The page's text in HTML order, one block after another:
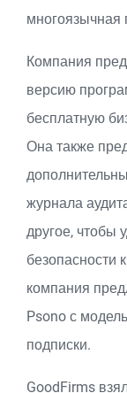
многоязычная
Компания
версию
бесплатную
Она также
журнала
другое, чтобы
безопасности
компания
Psono с
подписки.
GoodFirms